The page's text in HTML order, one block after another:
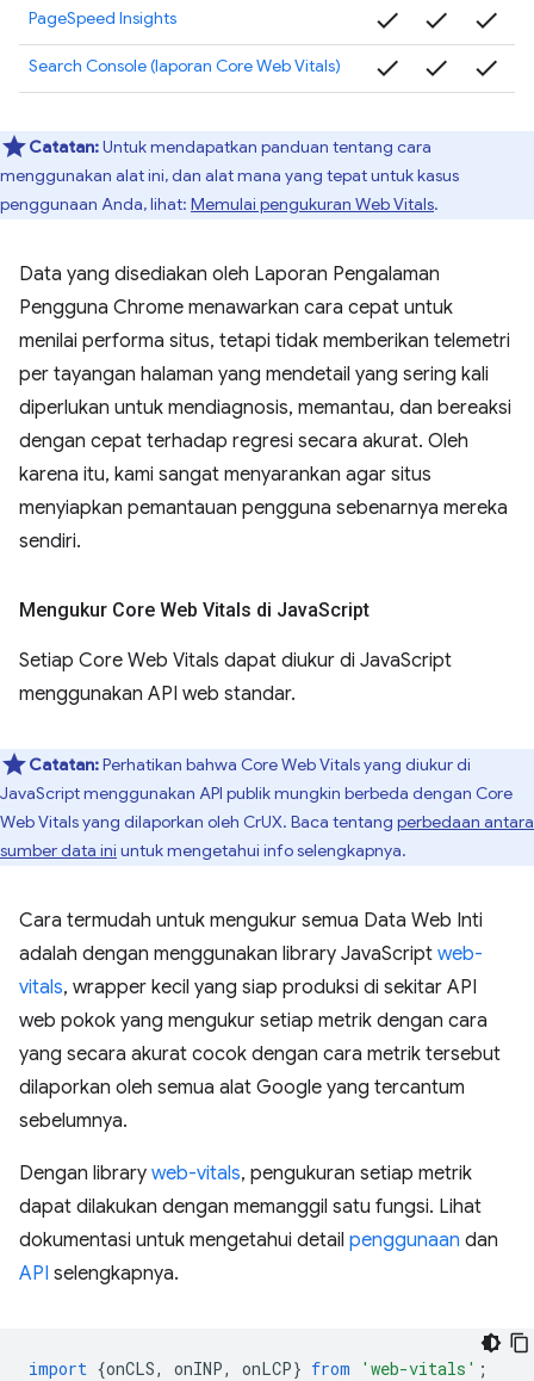
PageSpeed Insights check check check
Search Console (laporan Core Web Vitals) check check check
Catatan:Untuk mendapatkan panduan tentang cara
menggunakan alat ini, dan alat mana yang tepat untuk kasus
penggunaan Anda, lihat: Memulai pengukuran Web Vitals.
Data yang disediakan oleh Laporan Pengalaman
Pengguna Chrome menawarkan cara cepat untuk
menilai performa situs, tetapi tidak memberikan telemetri
per tayangan halaman yang mendetail yang sering kali
diperlukan untuk mendiagnosis, memantau, dan bereaksi
dengan cepat terhadap regresi secara akurat. Oleh
karena itu, kami sangat menyarankan agar situs
menyiapkan pemantauan pengguna sebenarnya mereka
sendiri.
Mengukur Core Web Vitals di JavaScript
Setiap Core Web Vitals dapat diukur di JavaScript
menggunakan API web standar.
Catatan:Perhatikan bahwa Core Web Vitals yang diukur di
JavaScript menggunakan API publik mungkin berbeda dengan Core
Web Vitals yang dilaporkan oleh CrUX. Baca tentang perbedaan antara
sumber data ini untuk mengetahui info selengkapnya.
Cara termudah untuk mengukur semua Data Web Inti
adalah dengan menggunakan library JavaScript web-
vitals, wrapper kecil yang siap produksi di sekitar API
web pokok yang mengukur setiap metrik dengan cara
yang secara akurat cocok dengan cara metrik tersebut
dilaporkan oleh semua alat Google yang tercantum
sebelumnya.
Dengan library web-vitals, pengukuran setiap metrik
dapat dilakukan dengan memanggil satu fungsi. Lihat
dokumentasi untuk mengetahui detail penggunaan dan
API selengkapnya.
import {onCLS, onINP, onLCP} from 'web-vitals' ;